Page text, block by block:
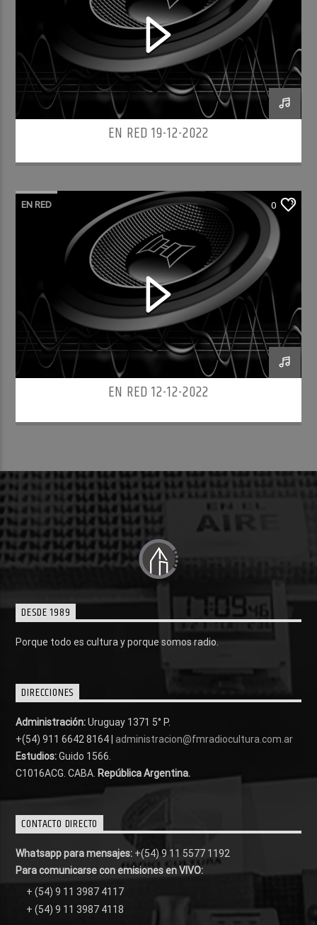
EN RED 19-12-2022
EN RED 0
EN RED 12-12-2022
DESDE 1989
Porque todo es cultura y porque somos radio.
DIRECCIONES
Administración:Uruguay 1371 5° P.
+(54) 911 6642 8164 | administracion@fmradiocultura.com.ar
Estudios:Guido 1566.
C1016ACG . CABA. República Argentina.
CONTACTO DIRECTO
Whatsapp para mensajes: +(54) 9 11 5577 1192
Para comunicarse con emisiones en VIVO:
+ (54) 9 11 3987 4117
+ (54) 9 11 3987 4118